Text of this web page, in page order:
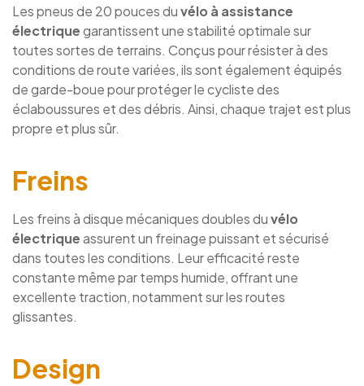
Les pneus de 20 pouces duvélo à assistance
électriquegarantissent une stabilité optimale sur
toutes sortes de terrains. Conçus pour résister à des
conditions de route variées, ils sont également équipés
de garde-boue pour protéger le cycliste des
éclaboussures et des débris. Ainsi, chaque trajet est plus
propre et plus sûr.
Freins
Les freins à disque mécaniques doubles duvélo
électriqueassurent un freinage puissant et sécurisé
dans toutes les conditions. Leur efficacité reste
constante même par temps humide, offrant une
excellente traction, notamment sur les routes
glissantes.
Design